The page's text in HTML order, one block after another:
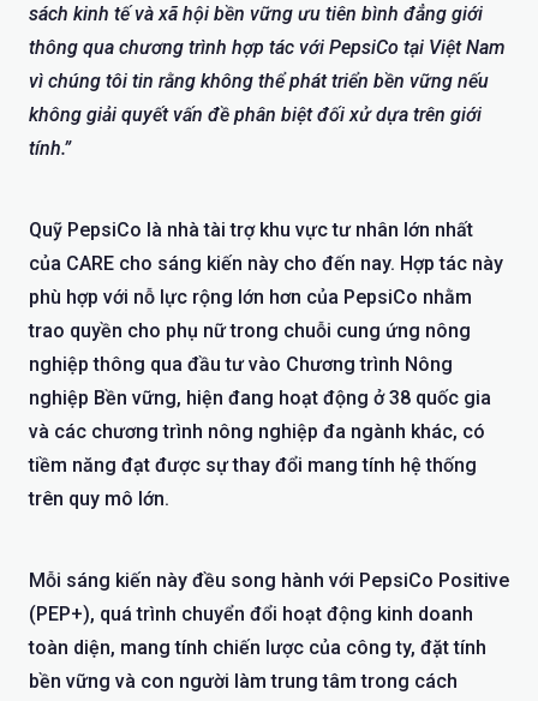
sách kinh tế và xã hội bền vững ưu tiên bình đẳng giới
thông qua chương trình hợp tác với PepsiCo tại Việt Nam
vì chúng tôi tin rằng không thể phát triển bền vững nếu
không giải quyết vấn đề phân biệt đối xử dựa trên giới
tính.”
Quỹ PepsiCo là nhà tài trợ khu vực tư nhân lớn nhất
của CARE cho sáng kiến này cho đến nay. Hợp tác này
phù hợp với nỗ lực rộng lớn hơn của PepsiCo nhằm
trao quyền cho phụ nữ trong chuỗi cung ứng nông
nghiệp thông qua đầu tư vào Chương trình Nông
nghiệp Bền vững, hiện đang hoạt động ở 38 quốc gia
và các chương trình nông nghiệp đa ngành khác, có
tiềm năng đạt được sự thay đổi mang tính hệ thống
trên quy mô lớn.
Mỗi sáng kiến này đều song hành với PepsiCo Positive
(PEP+), quá trình chuyển đổi hoạt động kinh doanh
toàn diện, mang tính chiến lược của công ty, đặt tính
bền vững và con người làm trung tâm trong cách